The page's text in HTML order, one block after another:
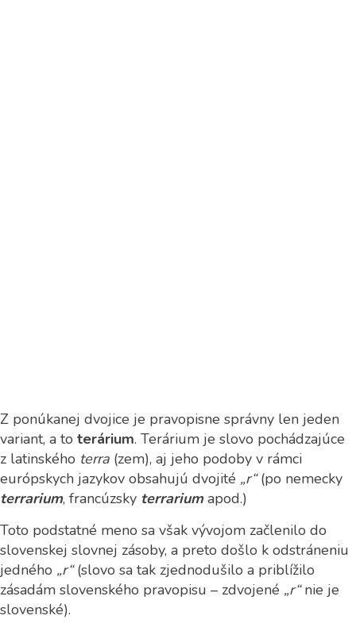
Z ponúkanej dvojice je pravopisne správny len jeden
variant, a to terárium. Terárium je slovo pochádzajúce
z latinského terra (zem), aj jeho podoby v rámci
európskych jazykov obsahujú dvojité „r“(po nemecky
terrarium, francúzsky terrariumapod.)
Toto podstatné meno sa však vývojom začlenilo do
slovenskej slovnej zásoby, a preto došlo k odstráneniu
jedného „r“(slovo sa tak zjednodušilo a priblížilo
zásadám slovenského pravopisu – zdvojené „r“nie je
slovenské).